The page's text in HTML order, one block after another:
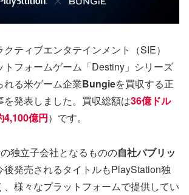
ティブエンタテインメント（SIE）
トフォームゲーム「Destiny」シリーズ
れる米ゲーム企業Bungieを買収する正
発表しました。買収総額は36億ドル
4,100億円）です。
独立子会社となるものの自社パブリッ
後発売されるタイトルもPlayStation独
、様々なプラットフォームで提供してい